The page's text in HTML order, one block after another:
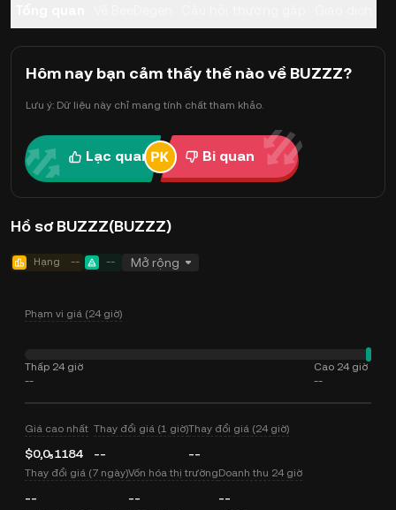
Hôm nay bạn cảm thấy thế nào về BUZZZ?
Lưu ý: Dữ liệu này chỉ mang tính chất tham khảo.
Lạc quan Bi quan
Hồ sơ BUZZZ(BUZZZ)
Hạng -- -- Mở rộng
Phạm vi giá (24 giờ)
Thấp 24 giờ
--
Cao 24 giờ
--
Giá cao nhất
$0,0₅1184
Thay đổi giá (1 giờ)
--
Thay đổi giá (24 giờ)
--
Thay đổi giá (7 ngày)
--
Vốn hóa thị trường
--
Doanh thu 24 giờ
--